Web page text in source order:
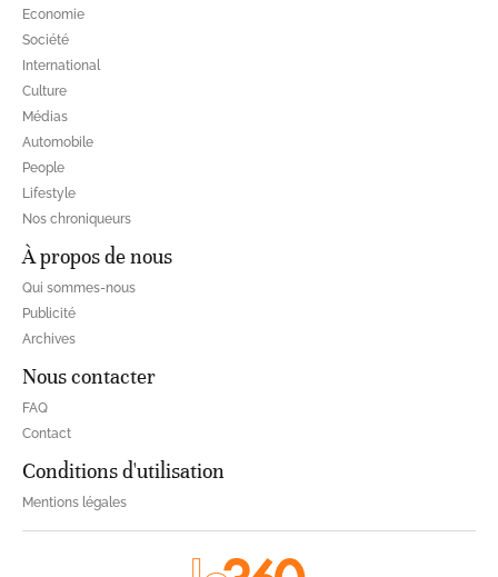
Economie
Société
International
Culture
Médias
Automobile
People
Lifestyle
Nos chroniqueurs
À propos de nous
Qui sommes-nous
Publicité
Archives
Nous contacter
FAQ
Contact
Conditions d'utilisation
Mentions légales